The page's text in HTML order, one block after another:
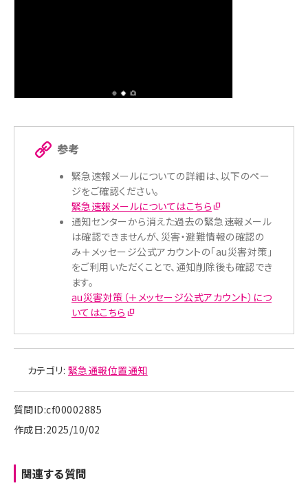
参考
緊急速報メールについての詳細は、以下のペー
ジをご確認ください。
緊急速報メールについてはこちら
通知センターから消えた過去の緊急速報メール
は確認できませんが、災害・避難情報の確認の
み＋メッセージ公式アカウントの「au災害対策」
をご利用いただくことで、通知削除後も確認でき
ます。
au災害対策（＋メッセージ公式アカウント）につ
いてはこちら
カテゴリ: 緊急通報位置通知
質問ID:cf00002885
作成日:2025/10/02
関連する質問